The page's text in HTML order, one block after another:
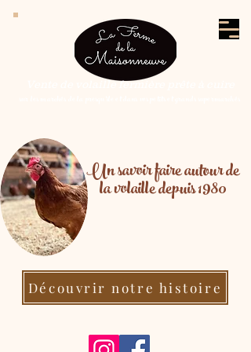
Vente de volaille fermière prête à cuire
Un savoir faire autour de
la volaille depuis 1980
Découvrir notre histoire